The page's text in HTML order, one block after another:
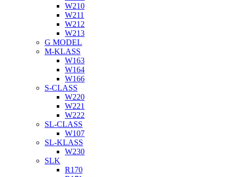
W210
W211
W212
W213
G MODEL
M-KLASS
W163
W164
W166
S-CLASS
W220
W221
W222
SL-CLASS
W107
SL-KLASS
W230
SLK
R170